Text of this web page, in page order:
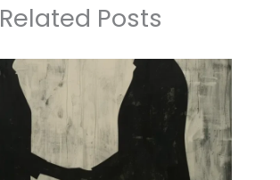
Related Posts